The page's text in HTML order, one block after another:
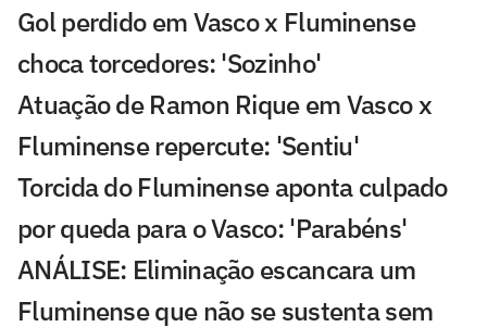
Gol perdido em Vasco x Fluminense
choca torcedores: 'Sozinho'
Atuação de Ramon Rique em Vasco x
Fluminense repercute: 'Sentiu'
Torcida do Fluminense aponta culpado
por queda para o Vasco: 'Parabéns'
ANÁLISE: Eliminação escancara um
Fluminense que não se sustenta sem